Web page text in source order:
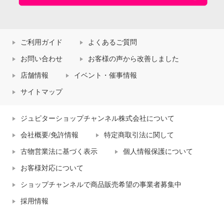
ご利用ガイド よくあるご質問
お問い合わせ お客様の声から改善しました
店舗情報 イベント・催事情報
サイトマップ
ジュピターショップチャンネル株式会社について
会社概要/免許情報 特定商取引法に関して
古物営業法に基づく表示 個人情報保護について
お客様対応について
ショップチャンネルで商品販売希望の事業者募集中
採用情報